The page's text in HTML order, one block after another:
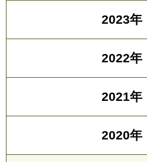
2023年
2022年
2021年
2020年